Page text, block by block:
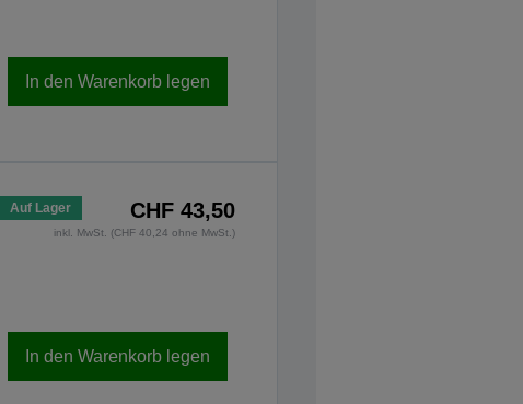
In den Warenkorb legen
Auf Lager CHF 43,50
inkl. MwSt. (CHF 40,24 ohne MwSt.)
In den Warenkorb legen